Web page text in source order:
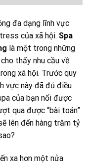
đa dạng lĩnh vực
của xã hội. Spa
là một trong những
thấy nhu cầu về
xã hội. Trước quy
vực này đã đủ điều
của bạn nổi được
qua được “bài toán”
lên đến hàng trăm tỷ
xa hơn một nửa